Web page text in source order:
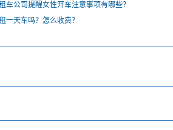
车公司提醒女性开车注意事项有哪些？
一天车吗？怎么收费？